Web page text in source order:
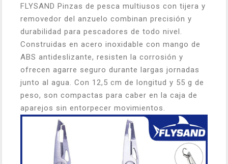
FLYSAND Pinzas de pesca multiusos con tijera y
removedor del anzuelo combinan precisión y
durabilidad para pescadores de todo nivel.
Construidas en acero inoxidable con mango de
ABS antideslizante, resisten la corrosión y
ofrecen agarre seguro durante largas jornadas
junto al agua. Con 12,5 cm de longitud y 55 g de
peso, son compactas para caber en la caja de
aparejos sin entorpecer movimientos.